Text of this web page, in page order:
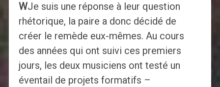
WJe suis une réponse à leur question
rhétorique, la paire a donc décidé de
créer le remède eux-mêmes. Au cours
des années qui ont suivi ces premiers
jours, les deux musiciens ont testé un
éventail de projets formatifs –